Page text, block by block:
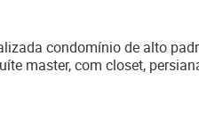
condomínio de alto
master, com closet,